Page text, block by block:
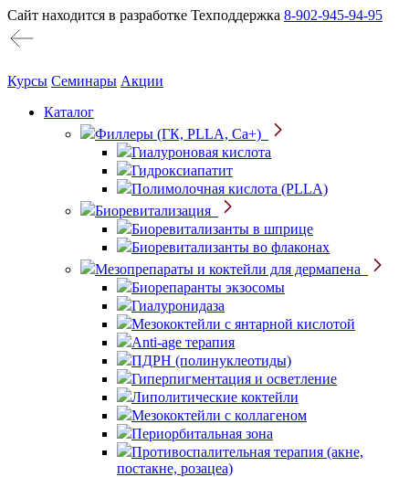
Сайт находится в разработке Техподдержка 8-902-945-94-95
Курсы Семинары Акции
Каталог
Филлеры (ГК, PLLA, Ca+)
Гиалуроновая кислота
Гидроксиапатит
Полимолочная кислота (PLLA)
Биоревитализация
Биоревитализанты в шприце
Биоревитализанты во флаконах
Мезопрепараты и коктейли для дермапена
Биорепаранты экзосомы
Гиалуронидаза
Мезококтейли с янтарной кислотой
Anti-age терапия
ПДРН (полинуклеотиды)
Гиперпигментация и осветление
Липолитические коктейли
Мезококтейли с коллагеном
Периорбитальная зона
Противоспалительная терапия (акне,
постакне, розацеа)